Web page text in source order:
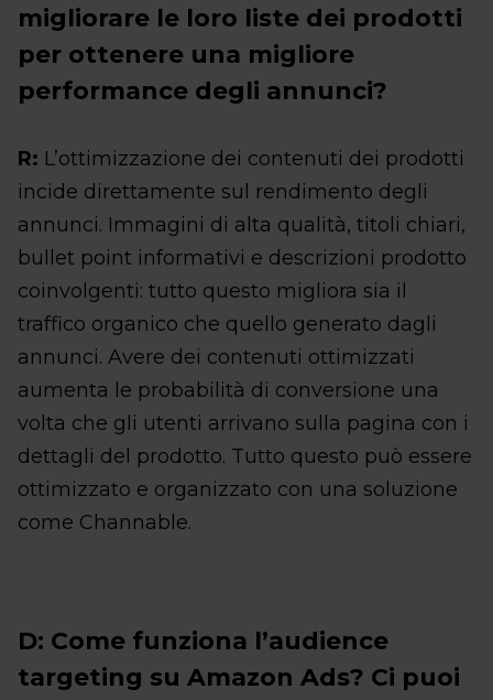
migliorare le loro liste dei prodotti
per ottenere una migliore
performance degli annunci?
R: L’ottimizzazione dei contenuti dei prodotti
incide direttamente sul rendimento degli
annunci. Immagini di alta qualità, titoli chiari,
bullet point informativi e descrizioni prodotto
coinvolgenti: tutto questo migliora sia il
traffico organico che quello generato dagli
annunci. Avere dei contenuti ottimizzati
aumenta le probabilità di conversione una
volta che gli utenti arrivano sulla pagina con i
dettagli del prodotto. Tutto questo può essere
ottimizzato e organizzato con una soluzione
come Channable.
D: Come funziona l’audience
targeting su Amazon Ads? Ci puoi